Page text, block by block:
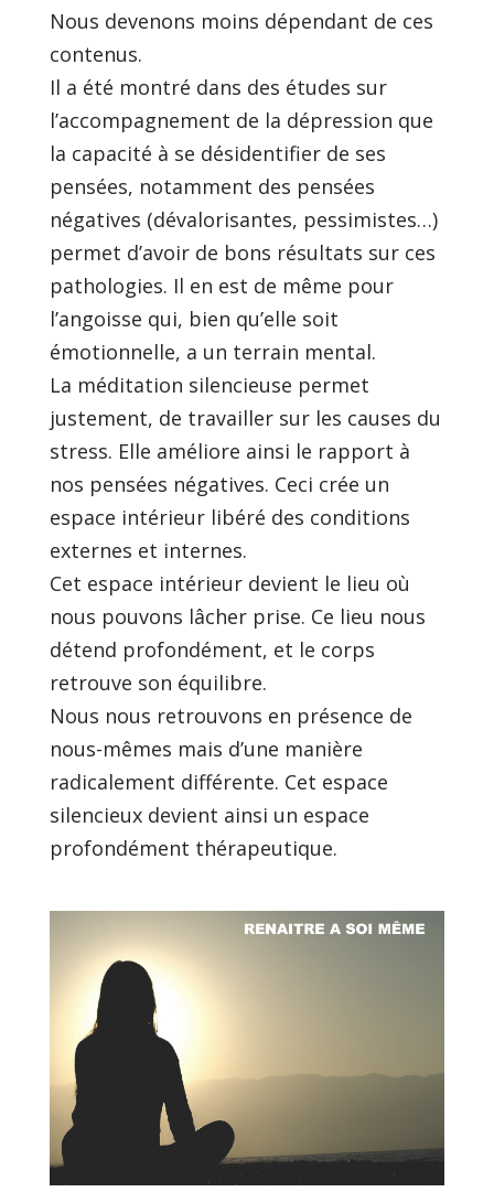
Nous devenons moins dépendant de ces
contenus.
Il a été montré dans des études sur
l’accompagnement de la dépression que
la capacité à se désidentifier de ses
pensées, notamment des pensées
négatives (dévalorisantes, pessimistes…)
permet d’avoir de bons résultats sur ces
pathologies. Il en est de même pour
l’angoisse qui, bien qu’elle soit
émotionnelle, a un terrain mental.
La méditation silencieuse permet
justement, de travailler sur les causes du
stress. Elle améliore ainsi le rapport à
nos pensées négatives. Ceci crée un
espace intérieur libéré des conditions
externes et internes.
Cet espace intérieur devient le lieu où
nous pouvons lâcher prise. Ce lieu nous
détend profondément, et le corps
retrouve son équilibre.
Nous nous retrouvons en présence de
nous-mêmes mais d’une manière
radicalement différente. Cet espace
silencieux devient ainsi un espace
profondément thérapeutique.